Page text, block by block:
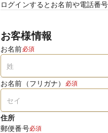
ログインするとお名前や電話番
お客様情報
お名前必須
お名前（フリガナ） 必須
住所
郵便番号必須